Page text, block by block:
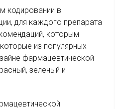
кодировании в
для каждого препарата
которым
из популярных
фармацевтической
зеленый и